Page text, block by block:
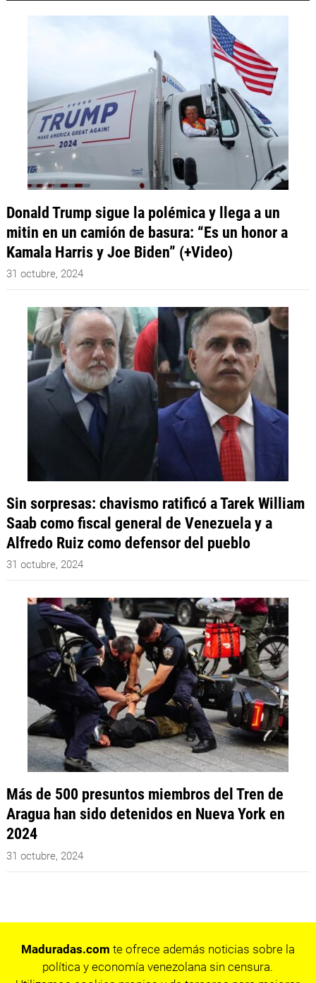
Donald Trump sigue la polémica y llega a un
mitin en un camión de basura: “Es un honor a
Kamala Harris y Joe Biden” (+Video)
31 octubre, 2024
Sin sorpresas: chavismo ratificó a Tarek William
Saab como fiscal general de Venezuela y a
Alfredo Ruiz como defensor del pueblo
31 octubre, 2024
Más de 500 presuntos miembros del Tren de
Aragua han sido detenidos en Nueva York en
2024
31 octubre, 2024
Maduradas.com te ofrece además noticias sobre la
política y economía venezolana sin censura.